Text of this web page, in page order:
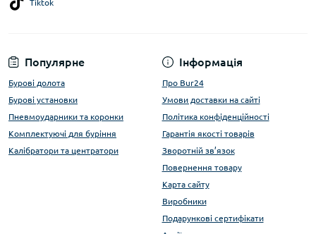
Популярне
Бурові долота
Бурові установки
Пневмоударники та коронки
Комплектуючі для буріння
Калібратори та центратори
Інформація
Про Bur24
Умови доставки на сайті
Політика конфіденційності
Гарантія якості товарів
Зворотній зв’язок
Повернення товару
Карта сайту
Виробники
Подарункові сертифікати
Tiktok